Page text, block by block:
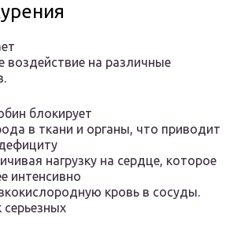
воздействие на различные
блокирует
в ткани и органы, что приводит
нагрузку на сердце, которое
интенсивно
кровь в сосуды.
серьезных